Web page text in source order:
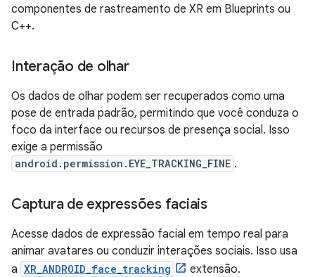
componentes de rastreamento de XR em Blueprints ou
C++.
Interação de olhar
Os dados de olhar podem ser recuperados como uma
pose de entrada padrão, permitindo que você conduza o
foco da interface ou recursos de presença social. Isso
exige a permissão
android.permission.EYE_TRACKING_FINE .
Captura de expressões faciais
Acesse dados de expressão facial em tempo real para
animar avatares ou conduzir interações sociais. Isso usa
a XR_ANDROID_face_tracking extensão.